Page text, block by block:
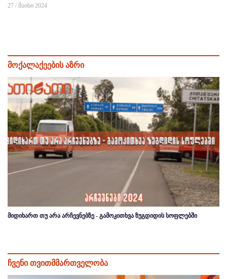
27 / მაისი 2024
მოქალაქეების აზრი
მიდიხართ თუ არა არჩევნებზე - გამოკითხვა ზუგდიდის სოფლებში
ჩვენი თვითმმართველობა